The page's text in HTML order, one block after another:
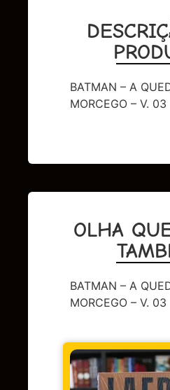
BATMAN – A
MORCEGO – V. 03
OLHA
BATMAN – A
MORCEGO – V. 03